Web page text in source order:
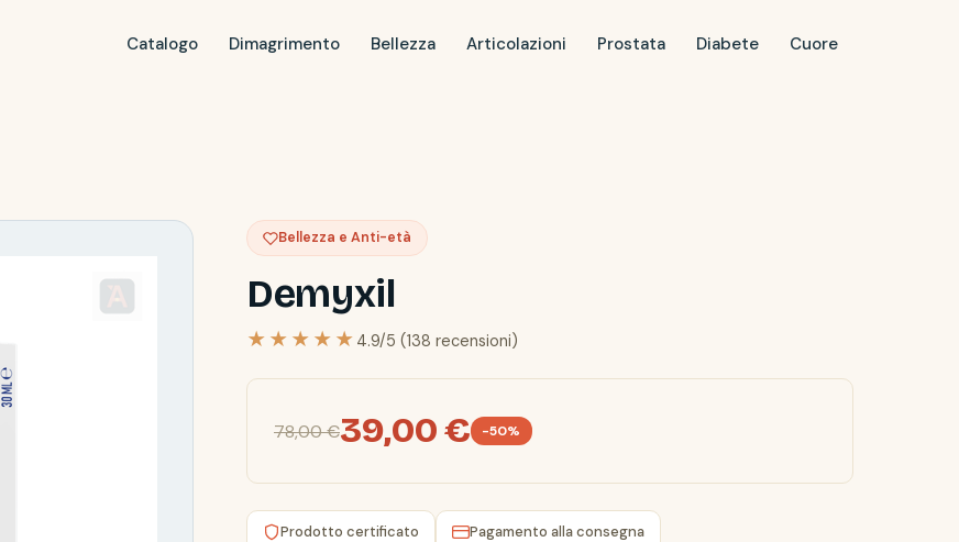
Catalogo Dimagrimento Bellezza Articolazioni Prostata Diabete Cuore
Bellezza e Anti-età
Demyxil
★★★★★ 4.9/5 (138 recensioni)
78,00 €39,00 € -50%
Prodotto certificato Pagamento alla consegna